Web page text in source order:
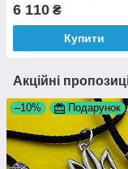
6 110 ₴
Купити
Акційні
–10% Подарунок